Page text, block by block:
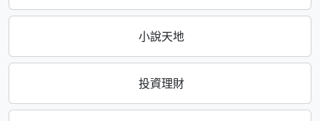
小說天地
投資理財